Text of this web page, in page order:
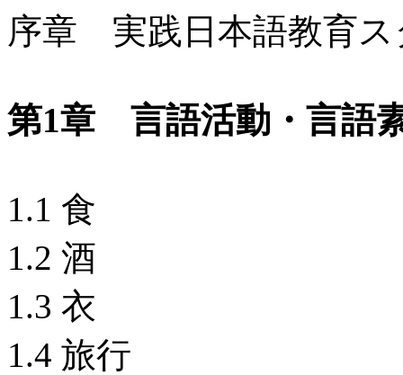
序章 実践日本語教育ス
第1章 言語活動・
1.1 食
1.2 酒
1.3 衣
1.4 旅行